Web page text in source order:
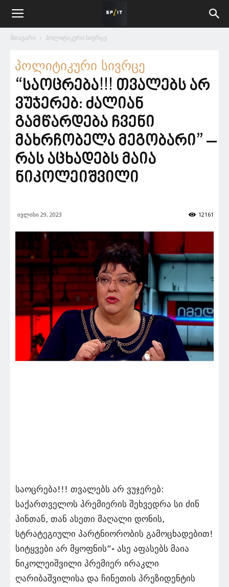
მთავარი პოლიტიკური სივრცე
პოლიტიკური სივრცე
“საოცრება!!! თვალებს არ
ვუჯერებ: ძალიან
გამწარდება ჩვენი
მახრჩობელა მეგობარი” –
რას აცხადებს მაია
ნიკოლეიშვილი
ივლისი 29, 2023 12161
საოცრება!!! თვალებს არ ვუჯერებ:
საქართველოს პრემიერის შეხვედრა სი ძინ
პინთან, თან ასეთი მაღალი დონის,
სტრატეგიული პარტნიორობის გამოცხადებით!
სიტყვები არ მყოფნის”- ასე აფასებს მაია
ნიკოლეიშვილი პრემიერ ირაკლი
ღარიბაშვილისა და ჩინეთის პრეზიდენტის